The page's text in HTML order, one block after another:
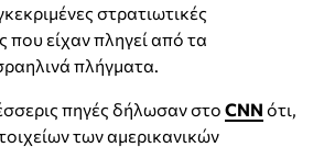
στρατιωτικές
που είχαν πληγεί από τα
πλήγματα.
πηγές δήλωσαν στο CNN ότι,
των αμερικανικών